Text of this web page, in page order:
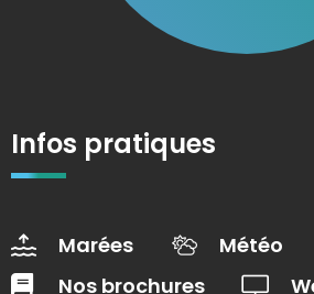
Infos pratiques
Marées
Météo
Nos brochures